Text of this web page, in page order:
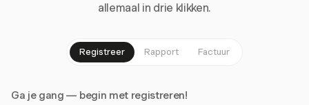
allemaal in drie klikken.
Registreer Rapport Factuur
Ga je gang — begin met registreren!